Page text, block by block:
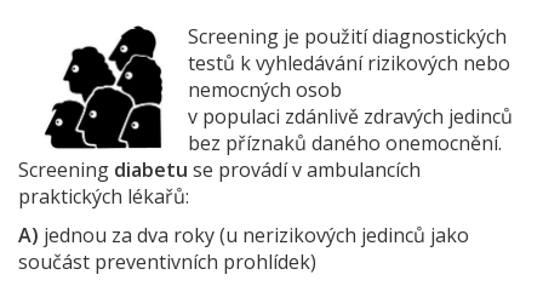
Screening je použití diagnostických
testů k vyhledávání rizikových nebo
nemocných osob
v populaci zdánlivě zdravých jedinců
bez příznaků daného onemocnění.
Screening diabetu se provádí v ambulancích
praktických lékařů:
A) jednou za dva roky (u nerizikových jedinců jako
součást preventivních prohlídek)